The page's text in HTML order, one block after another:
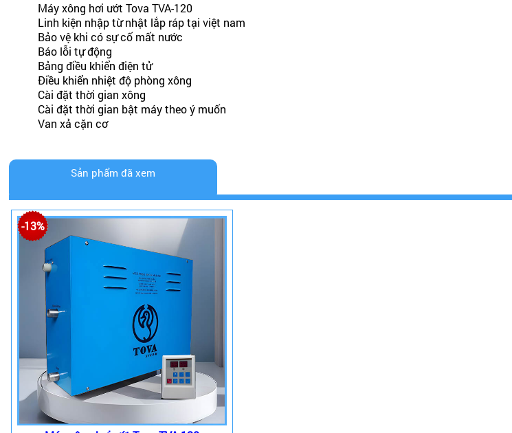
Máy xông hơi ướt Tova TVA-120
Linh kiện nhập từ nhật lắp ráp tại việt nam
Bảo vệ khi có sự cố mất nước
Báo lỗi tự động
Bảng điều khiển điện tử
Điều khiển nhiệt độ phòng xông
Cài đặt thời gian xông
Cài đặt thời gian bật máy theo ý muốn
Van xả cặn cơ
Sản phẩm đã xem
-13%